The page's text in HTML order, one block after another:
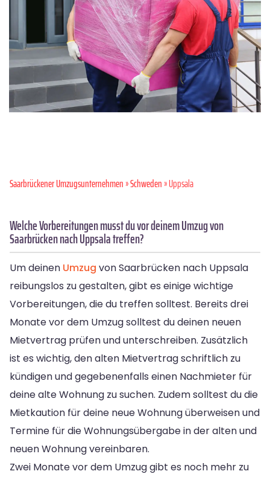
Saarbrückener Umzugsunternehmen»Schweden» Uppsala
Welche Vorbereitungen musst du vor deinem Umzug von
Saarbrücken nach Uppsala treffen?
Um deinen Umzug von Saarbrücken nach Uppsala
reibungslos zu gestalten, gibt es einige wichtige
Vorbereitungen, die du treffen solltest. Bereits drei
Monate vor dem Umzug solltest du deinen neuen
Mietvertrag prüfen und unterschreiben. Zusätzlich
ist es wichtig, den alten Mietvertrag schriftlich zu
kündigen und gegebenenfalls einen Nachmieter für
deine alte Wohnung zu suchen. Zudem solltest du die
Mietkaution für deine neue Wohnung überweisen und
Termine für die Wohnungsübergabe in der alten und
neuen Wohnung vereinbaren.
Zwei Monate vor dem Umzug gibt es noch mehr zu